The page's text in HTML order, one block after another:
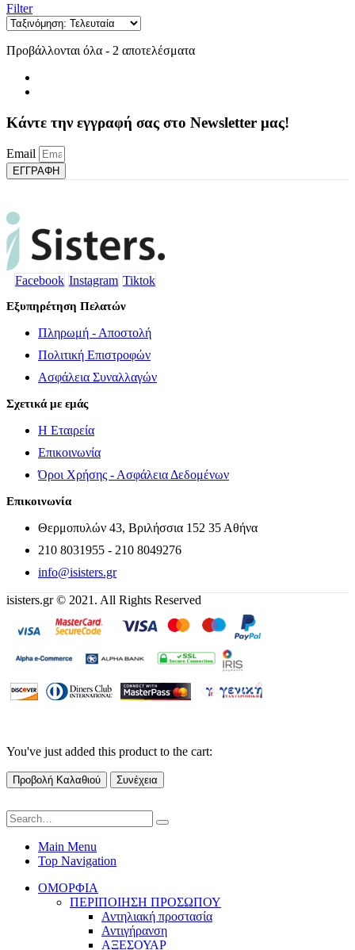
Filter
Προβάλλονται όλα - 2 αποτελέσματαSorted
Κάντε την εγγραφή σας στο Newsletter μας!
Email
ΕΓΓΡΑΦΗ
Facebook Instagram Tiktok
Εξυπηρέτηση Πελατών
Πληρωμή - Αποστολή
Πολιτική Επιστροφών
Ασφάλεια Συναλλαγών
Σχετικά με εμάς
Η Εταιρεία
Επικοινωνία
Όροι Χρήσης - Ασφάλεια Δεδομένων
Επικοινωνία
Θερμοπυλών 43, Βριλήσσια 152 35 Αθήνα
210 8031955 - 210 8049276
info@isisters.gr
isisters.gr © 2021. All Rights Reserved
You've just added this product to the cart:
Προβολή Καλαθιού Συνέχεια
Main Menu
Top Navigation
ΟΜΟΡΦΙΑ
ΠΕΡΙΠΟΙΗΣΗ ΠΡΟΣΩΠΟΥ
Αντηλιακή προστασία
Αντιγήρανση
ΑΞΕΣΟΥΑΡ